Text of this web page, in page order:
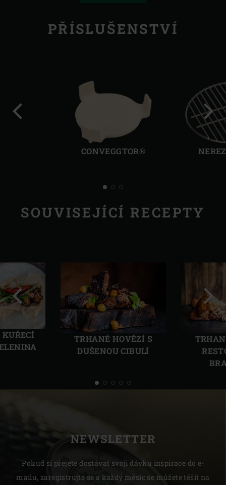
PŘÍSLUŠENSTVÍ
CONVEGGTOR®
Další
SOUVISEJÍCÍ RECEPTY
TRHANÉ HOVĚZÍ S
DUŠENOU CIBULÍ
Další
NEWSLETTER
Pokud si přejete dostávat svoji dávku inspirace do e-
mailu, zaregistrujte se a každý měsíc se můžete těšit na